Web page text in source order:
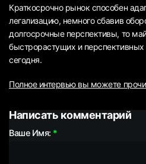
Краткосрочно рынок способен
легализацию, немного сбавив
долгосрочные перспективы, то
быстрорастущих и
сегодня.
Полное интервью вы можете
Написать комментарий
Ваше Имя: